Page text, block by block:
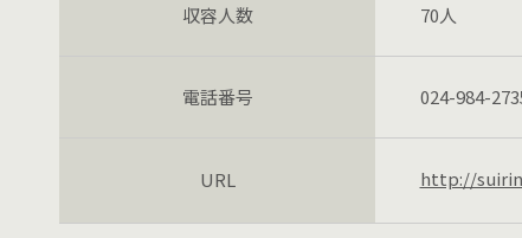
収容人数 70人
電話番号 024-984-
URL http://